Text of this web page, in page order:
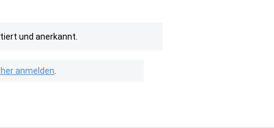
und anerkannt.
anmelden